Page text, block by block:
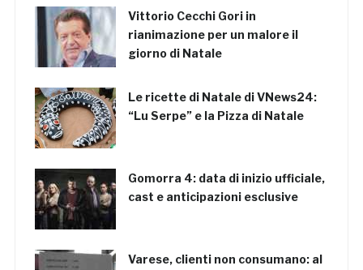
Vittorio Cecchi Gori in
rianimazione per un malore il
giorno di Natale
Le ricette di Natale di VNews24:
“Lu Serpe” e la Pizza di Natale
Gomorra 4: data di inizio ufficiale,
cast e anticipazioni esclusive
Varese, clienti non consumano: al